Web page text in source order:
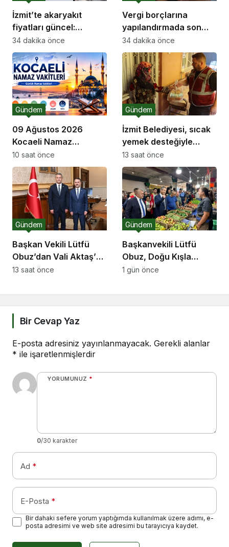
İzmit’te akaryakıt
fiyatları güncel:
Benzin, motorin ve LPG
34 dakika önce
Vergi borçlarına
yapılandırmada son
başvuru: süre 31
Ağustos’ta doluyor
34 dakika önce
09 Ağustos 2026
Kocaeli Namaz
Vakitleri
Gündem
10 saat önce
İzmit Belediyesi, sıcak
yemek desteğiyle
dayanışmayı
güçlendiriyor
Gündem
13 saat önce
Başkan Vekili Lütfü
Obuz’dan Vali Aktaş’a
ziyaret
Gündem
13 saat önce
Başkanvekili Lütfü
Obuz, Doğu Kışla
Pazarı’nı ziyaret etti
Gündem
1 gün önce
Bir Cevap Yaz
E-posta adresiniz yayınlanmayacak. Gerekli alanlar
* ile işaretlenmişlerdir
YORUMUNUZ *
0/30 karakter
Ad *
E-Posta *
Bir dahaki sefere yorum yaptığımda kullanılmak üzere adımı, e-
posta adresimi ve web site adresimi bu tarayıcıya kaydet.